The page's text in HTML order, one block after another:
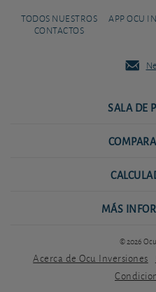
TODOS NUESTROS
CONTACTOS
APP OCU
SALA DE
MÁS
© 2026
Acerca de Ocu Inversiones